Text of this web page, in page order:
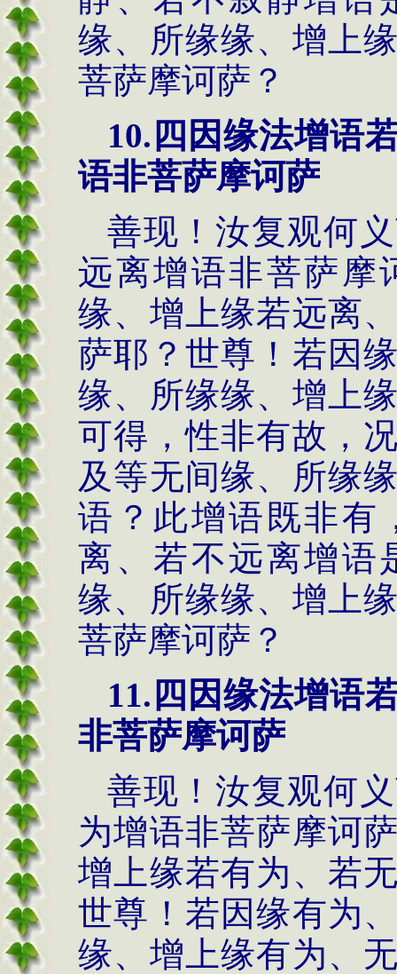
缘、所缘缘、增上
菩萨摩诃萨？
10. 四因缘法增语
语非菩萨摩诃萨
善现！汝复观何
远离增语非菩萨摩
缘、增上缘若远离
萨耶？世尊！若因
缘、所缘缘、增上
可得，性非有故，
及等无间缘、所缘
语？此增语既非有
离、若不远离增语
缘、所缘缘、增上
菩萨摩诃萨？
11. 四因缘法增语
非菩萨摩诃萨
善现！汝复观何
为增语非菩萨摩诃
增上缘若有为、若
世尊！若因缘有为
缘、增上缘有为、